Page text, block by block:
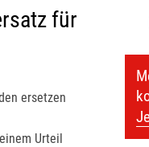
für
ersetzen
Urteil